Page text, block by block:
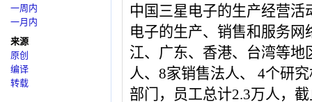
一周内
一月内
来源
原创
编译
转载
中国三星电子的生产经营
电子的生产、销售和服务
江、广东、香港、台湾等地
人、8家销售法人、 4个研
部门，员工总计2.3万人，